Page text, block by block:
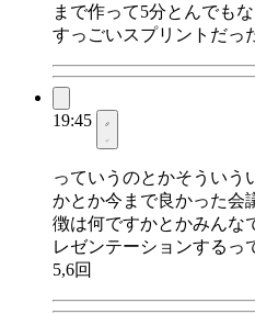
まで作って5分とんでも
すっごいスプリントだっ
19:45
っていうのとかそういう
かとか今まで良かった会
徴は何ですかとかみんな
レゼンテーションするっ
5,6回